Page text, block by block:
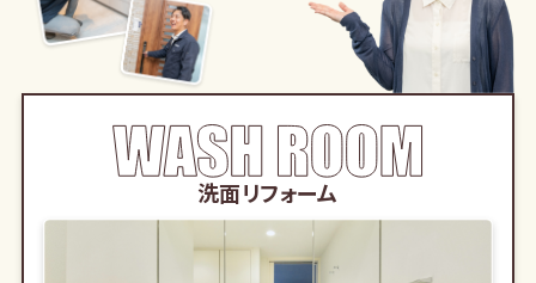
洗面リフォーム